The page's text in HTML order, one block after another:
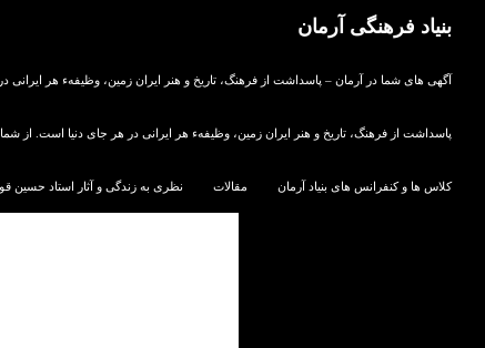
بنیاد فرهنگی آرمان
آگهی های شما در آرمان – پاسداشت از فرهنگ، تاریخ و هنر ایران زمین، وظیفهء هر ایرانی
پاسداشت از فرهنگ، تاریخ و هنر ایران زمین، وظیفهء هر ایرانی در هر جای دنیا است. از
کلاس ها و کنفرانس های بنیاد آرمان مقالات نظری به زندگی و آثار استاد حسین